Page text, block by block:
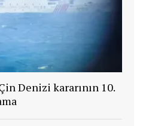
Denizi kararının 10.